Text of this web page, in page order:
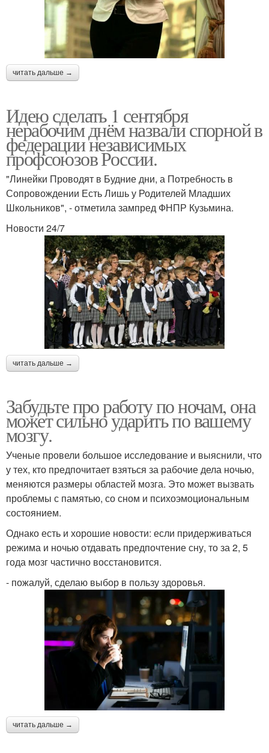
читать дальше →
Идею сделать 1 сентября
нерабочим днём назвали спорной в
федерации независимых
профсоюзов России.
"Линейки Проводят в Будние дни, а Потребность в
Сопровождении Есть Лишь у Родителей Младших
Школьников", - отметила зампред ФНПР Кузьмина.
Новости 24/7
читать дальше →
Забудьте про работу по ночам, она
может сильно ударить по вашему
мозгу.
Ученые провели большое исследование и выяснили, что
у тех, кто предпочитает взяться за рабочие дела ночью,
меняются размеры областей мозга. Это может вызвать
проблемы с памятью, со сном и психоэмоциональным
состоянием.
Однако есть и хорошие новости: если придерживаться
режима и ночью отдавать предпочтение сну, то за 2, 5
года мозг частично восстановится.
- пожалуй, сделаю выбор в пользу здоровья.
читать дальше →